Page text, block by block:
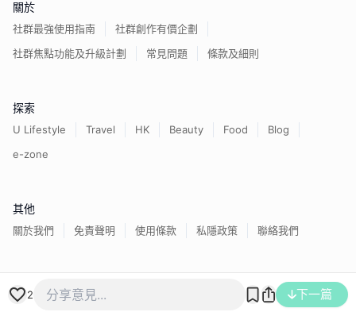
2 下一篇
關於
社群最強使用指南
社群創作有價企劃
社群焦點功能及升級計劃
常見問題 條款及細則
探索
U Lifestyle Travel HK Beauty Food
Blog
e-zone
其他
關於我們 免責聲明 使用條款 私隱政策 聯絡我們
香港經濟日報版權所有©